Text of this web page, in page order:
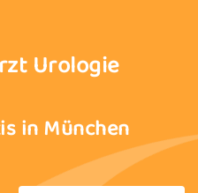
Urologie
in München